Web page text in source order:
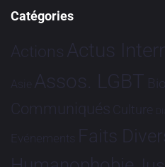
Catégories
Actions Actus
Asie Assos. LGBT
Communiqués Culture
Evénements Faits